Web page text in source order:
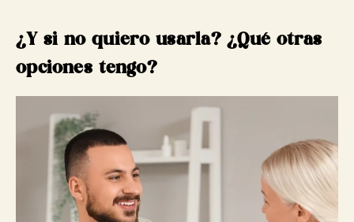
¿Y si no quiero usarla? ¿Qué otras
opciones tengo?